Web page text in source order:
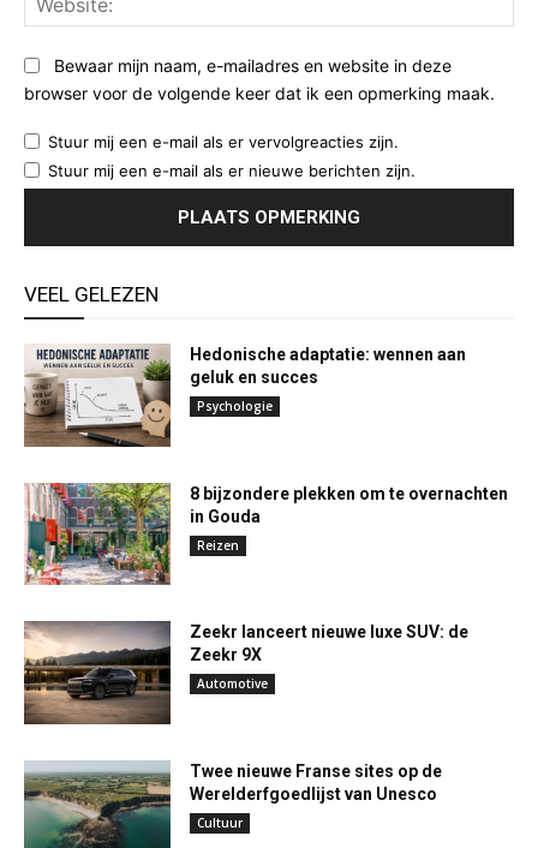
Bewaar mijn naam, e-mailadres en website in deze
browser voor de volgende keer dat ik een opmerking maak.
Stuur mij een e-mail als er vervolgreacties zijn.
Stuur mij een e-mail als er nieuwe berichten zijn.
VEEL GELEZEN
Hedonische adaptatie: wennen aan
geluk en succes
Psychologie
8 bijzondere plekken om te overnachten
in Gouda
Reizen
Zeekr lanceert nieuwe luxe SUV: de
Zeekr 9X
Automotive
Twee nieuwe Franse sites op de
Werelderfgoedlijst van Unesco
Cultuur